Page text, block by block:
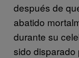
después de
abatido
durante su
sido disparado